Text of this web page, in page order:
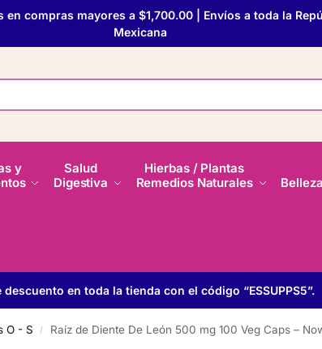
en compras mayores a $1,700.00 | Envíos a toda la
Mexicana
y
Salud
Digestiva
Hierbas / Plantas
Remedios Naturales
Belleza
descuento en toda la tienda con el código “ESSUPPS5”.
O - S / Raíz de Diente De León 500 mg 100 Veg Caps –